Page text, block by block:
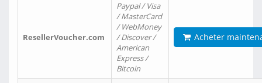
ResellerVoucher.com
Paypal / Visa
/ MasterCard
/ WebMoney
/ Discover /
American
Express /
Bitcoin
Acheter